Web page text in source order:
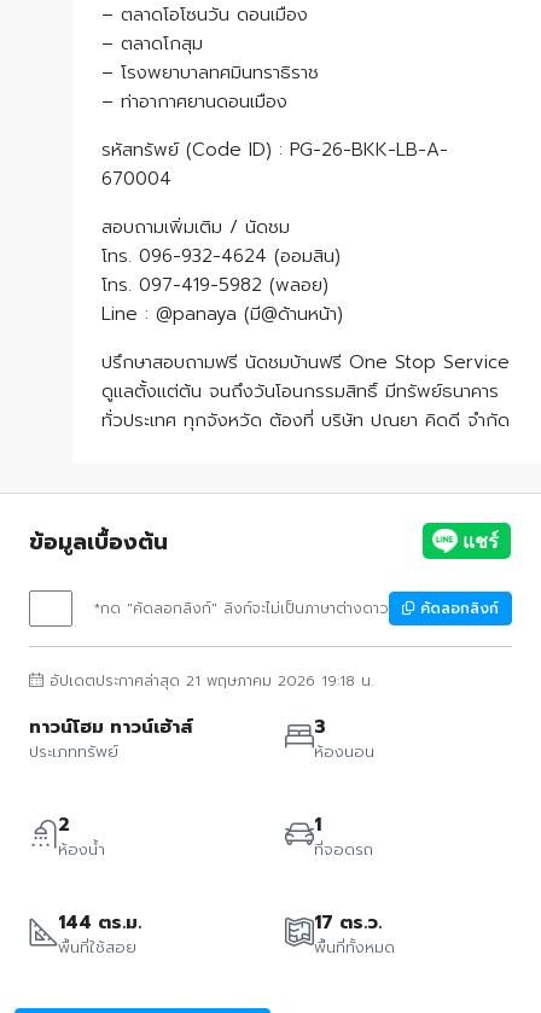
– ตลาดโอโซนวัน ดอนเมือง
– ตลาด​โกสุม​
– โรงพยาบาลทศมินทราธิราช
– ท่าอากาศยานดอนเมือง
รหัสทรัพย์ (Code ID) : PG-26-BKK-LB-A-
670004
สอบถามเพิ่มเติม / นัดชม
โทร. 096-932-4624 (ออมสิน)
โทร. 097-419-5982 (พลอย)
Line : @panaya (มี@ด้านหน้า)
ปรึกษาสอบถามฟรี นัดชมบ้านฟรี One Stop Service
ดูแลตั้งแต่ต้น จนถึงวันโอนกรรมสิทธิ์ มีทรัพย์ธนาคาร
ทั่วประเทศ ทุกจังหวัด ต้องที่ บริษัท ปณยา คิดดี จำกัด
ข้อมูลเบื้องต้น
*กด "คัดลอกลิงก์" ลิงก์จะไม่เป็นภาษาต่างดาว คัดลอกลิงก์
อัปเดตประกาศล่าสุด 21 พฤษภาคม 2026 19:18 น.
ทาวน์โฮม ทาวน์เฮ้าส์
ประเภททรัพย์
3
ห้องนอน
2
ห้องน้ำ
1
ที่จอดรถ
144 ตร.ม.
พื้นที่ใช้สอย
17 ตร.ว.
พื้นที่ทั้งหมด